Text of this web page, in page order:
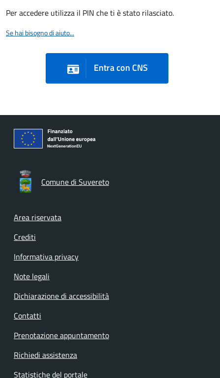
Per accedere utilizza il PIN che ti è stato rilasciato.
Se hai bisogno di aiuto...
Entra con CNS
Comune di Suvereto
Footer menu
Area riservata
Crediti
Informativa privacy
Note legali
Dichiarazione di accessibilità
Contatti
Prenotazione appuntamento
Richiedi assistenza
Statistiche del portale